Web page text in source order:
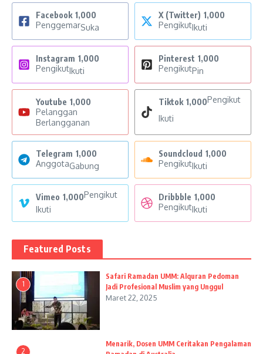
Facebook 1,000
PenggemarSuka
X (Twitter) 1,000
PengikutIkuti
Instagram 1,000
PengikutIkuti
Pinterest 1,000
PengikutPin
Youtube 1,000
Pelanggan
Berlangganan
Tiktok 1,000Pengikut
Ikuti
Telegram 1,000
AnggotaGabung
Soundcloud 1,000
PengikutIkuti
Vimeo 1,000Pengikut
Ikuti
Dribbble 1,000
PengikutIkuti
Featured Posts
1
Safari Ramadan UMM: Alquran Pedoman
Jadi Profesional Muslim yang Unggul
Maret 22, 2025
2
Menarik, Dosen UMM Ceritakan Pengalaman